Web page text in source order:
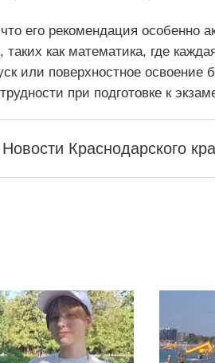
его рекомендация особенно
как математика, где
или поверхностное освоение
при подготовке к
Новости Краснодарского